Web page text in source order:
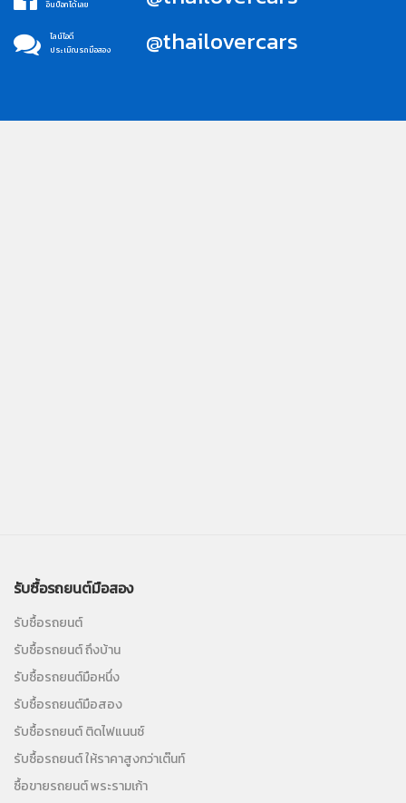
อินบ็อกได้เลย
ไลน์ไอดี
ประเมิณรถมือสอง
@thailovercars
รับซื้อรถยนต์มือสอง
รับซื้อรถยนต์
รับซื้อรถยนต์ ถึงบ้าน
รับซื้อรถยนต์มือหนึ่ง
รับซื้อรถยนต์มือสอง
รับซื้อรถยนต์ ติดไฟแนนซ์
รับซื้อรถยนต์ ให้ราคาสูงกว่าเต๊นท์
ซื้อขายรถยนต์ พระรามเก้า